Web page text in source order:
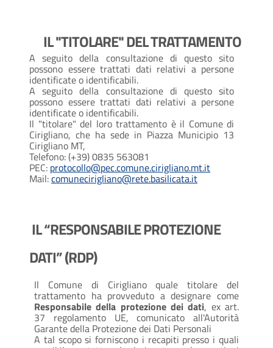
IL "TITOLARE" DEL TRATTAMENTO
A seguito della consultazione di questo sito
possono essere trattati dati relativi a persone
identificate o identificabili.
A seguito della consultazione di questo sito
possono essere trattati dati relativi a persone
identificate o identificabili.
Il "titolare" del loro trattamento è il Comune di
Cirigliano, che ha sede in Piazza Municipio 13
Cirigliano MT,
Telefono: (+39) 0835 563081
PEC: protocollo@pec.comune.cirigliano.mt.it
Mail:comunecirigliano@rete.basilicata.it
IL “RESPONSABILE PROTEZIONE
DATI” (RDP)
Il Comune di Cirigliano quale titolare del
trattamento ha provveduto a designare come
Responsabile della protezione dei dati, ex art.
37 regolamento UE, comunicato all'Autorità
Garante della Protezione dei Dati Personali
A tal scopo si forniscono i recapiti presso i quali